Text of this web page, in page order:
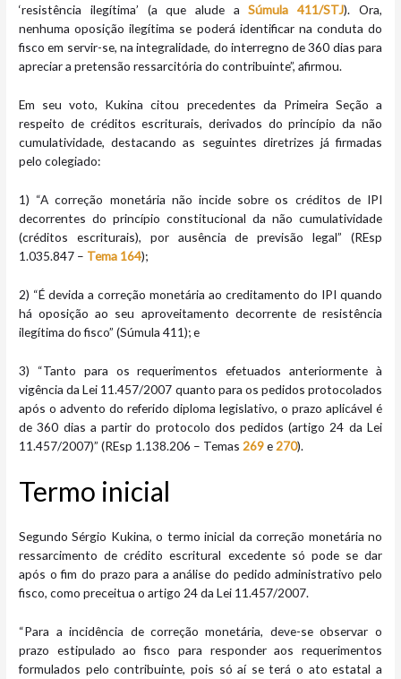
‘resistência ilegítima’ (a que alude aSúmula 411/STJ). Ora,
nenhuma oposição ilegítima se poderá identificar na conduta do
fisco em servir-se, na integralidade, do interregno de 360 dias para
apreciar a pretensão ressarcitória do contribuinte”, afirmou.
Em seu voto, Kukina citou precedentes da Primeira Seção a
respeito de créditos escriturais, derivados do princípio da não
cumulatividade, destacando as seguintes diretrizes já firmadas
pelo colegiado:
1) “A correção monetária não incide sobre os créditos de IPI
decorrentes do princípio constitucional da não cumulatividade
(créditos escriturais), por ausência de previsão legal” (REsp
1.035.847 – Tema 164);
2) “É devida a correção monetária ao creditamento do IPI quando
há oposição ao seu aproveitamento decorrente de resistência
ilegítima do fisco” (Súmula 411); e
3) “Tanto para os requerimentos efetuados anteriormente à
vigência da Lei 11.457/2007 quanto para os pedidos protocolados
após o advento do referido diploma legislativo, o prazo aplicável é
de 360 dias a partir do protocolo dos pedidos (artigo 24 da Lei
11.457/2007)” (REsp 1.138.206 – Temas 269e 270).
Termo inic​​ial
Segundo Sérgio Kukina, o termo inicial da correção monetária no
ressarcimento de crédito escritural excedente só pode se dar
após o fim do prazo para a análise do pedido administrativo pelo
fisco, como preceitua o artigo 24 da Lei 11.457/2007.
“Para a incidência de correção monetária, deve-se observar o
prazo estipulado ao fisco para responder aos requerimentos
formulados pelo contribuinte, pois só aí se terá o ato estatal a